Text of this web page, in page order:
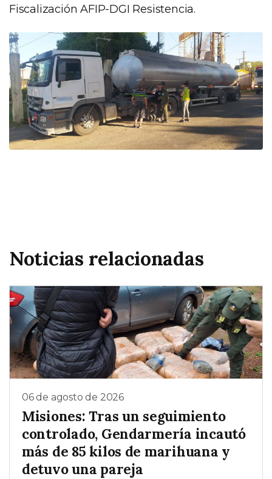
Fiscalización AFIP-DGI Resistencia.
Noticias relacionadas
06 de agosto de 2026
Misiones: Tras un seguimiento
controlado, Gendarmería incautó
más de 85 kilos de marihuana y
detuvo una pareja